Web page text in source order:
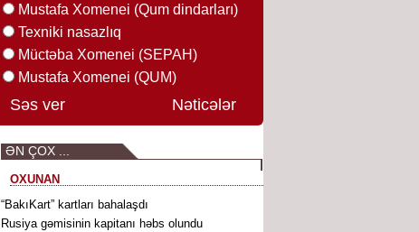
Mustafa Xomenei (Qum dindarları)
Texniki nasazlıq
Müctəba Xomenei (SEPAH)
Mustafa Xomenei (QUM)
Səs ver Nəticələr
ƏN ÇOX ...
OXUNAN
“BakıKart” kartları bahalaşdı
Rusiya gəmisinin kapitanı həbs olundu